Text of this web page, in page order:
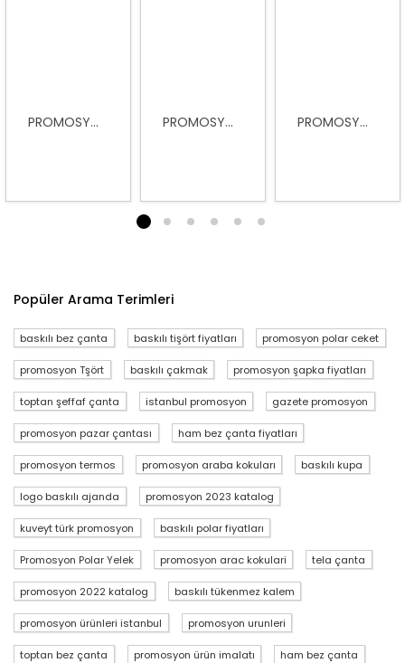
PROMOSY... PROMOSY... PROMOSY...
2 3 4 5 6
Popüler Arama Terimleri
baskılı bez çanta baskılı tişört fiyatları promosyon polar ceket
promosyon Tşört baskılı çakmak promosyon şapka fiyatları
toptan şeffaf çanta istanbul promosyon gazete promosyon
promosyon pazar çantası ham bez çanta fiyatları
promosyon termos promosyon araba kokuları baskılı kupa
logo baskılı ajanda promosyon 2023 katalog
kuveyt türk promosyon baskılı polar fiyatları
Promosyon Polar Yelek promosyon arac kokulari tela çanta
promosyon 2022 katalog baskılı tükenmez kalem
promosyon ürünleri istanbul promosyon urunleri
toptan bez çanta promosyon ürün imalatı ham bez çanta